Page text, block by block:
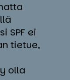
SPF ei
tietue,
olla